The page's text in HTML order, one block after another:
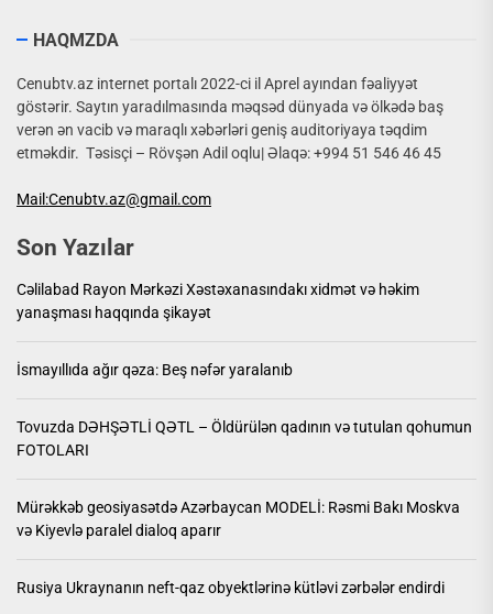
HAQMZDA
Cenubtv.az internet portalı 2022-ci il Aprel ayından fəaliyyət
göstərir. Saytın yaradılmasında məqsəd dünyada və ölkədə baş
verən ən vacib və maraqlı xəbərləri geniş auditoriyaya təqdim
etməkdir. Təsisçi – Rövşən Adil oqlu| Əlaqə: +994 51 546 46 45
Mail:Cenubtv.az@gmail.com
Son Yazılar
Cəlilabad Rayon Mərkəzi Xəstəxanasındakı xidmət və həkim
yanaşması haqqında şikayət
İsmayıllıda ağır qəza: Beş nəfər yaralanıb
Tovuzda DƏHŞƏTLİ QƏTL – Öldürülən qadının və tutulan qohumun
FOTOLARI
Mürəkkəb geosiyasətdə Azərbaycan MODELİ: Rəsmi Bakı Moskva
və Kiyevlə paralel dialoq aparır
Rusiya Ukraynanın neft-qaz obyektlərinə kütləvi zərbələr endirdi